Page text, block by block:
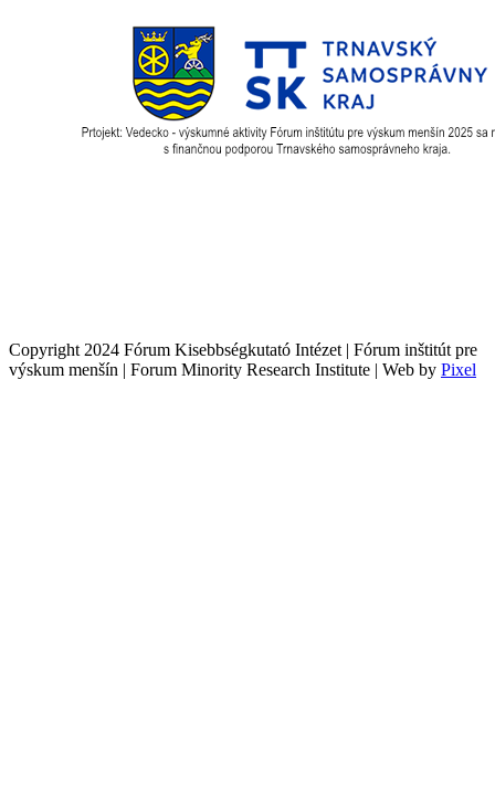
Copyright 2024 Fórum Kisebbségkutató Intézet | Fórum inštitút pre
výskum menšín | Forum Minority Research Institute | Web by Pixel